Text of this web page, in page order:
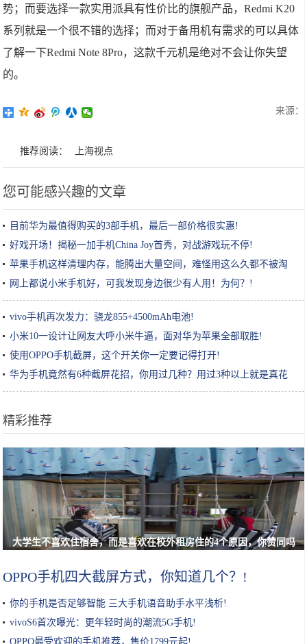
势；而要选择一款实用派具有性价比的旗舰产品，Redmi K20
系列就是一个很不错的选择；而对于备用机有需求的可以具体
了解一下Redmi Note 8Pro，这款千元机是绝对不会让你失望
的。
来源：
推荐阅读： 上海视点
您可能感兴趣的文章
目前华为最值得购买的3部手机，最后一部价格很实惠!
好戏开场！揭秘一加手机China Joy首秀，对战游戏玩不停!
苹果手机这样清理内存，能腾出大量空间，难怪用这么久都不被淘
汰!
网上都说小米手机好，可我发现身边很少有人用！为何？!
vivo手机再次发力：骁龙855+4500mAh电池!
小米10一设计让网友大呼小米牛逼，面对华为苹果全部取胜!
使用OPPO手机截屏，这个开关你一定要记得打开!
华为手机竟然有6种截屏花招，你用过几种？用过3种以上就是真花
粉!
精彩推荐
大学生不喜欢住宿舍，而是喜欢在校外租房住的4个原因，你赞同吗
OPPO手机四大截屏方式，你知道几个？!
你的手机是否足够智能 三大手机语音助手水平浅析!
vivoS6首次曝光：更年轻时尚的潮流5G手机!
OPPO最受欢迎的手机推荐，售价1799元起!